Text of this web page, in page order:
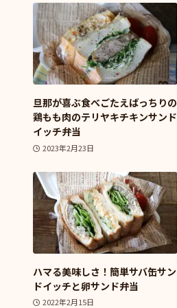
旦那が喜ぶ食べごたえばっちりの
鶏もも肉のテリヤキチキンサンド
イッチ弁当
2023年2月23日
ハマる美味しさ！簡単サバ缶サン
ドイッチと卵サンド弁当
2022年2月15日